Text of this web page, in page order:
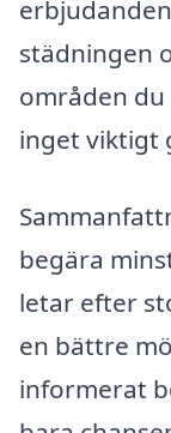
städningen
områden
inget viktigt
begära
letar efter
en bättre
informerat